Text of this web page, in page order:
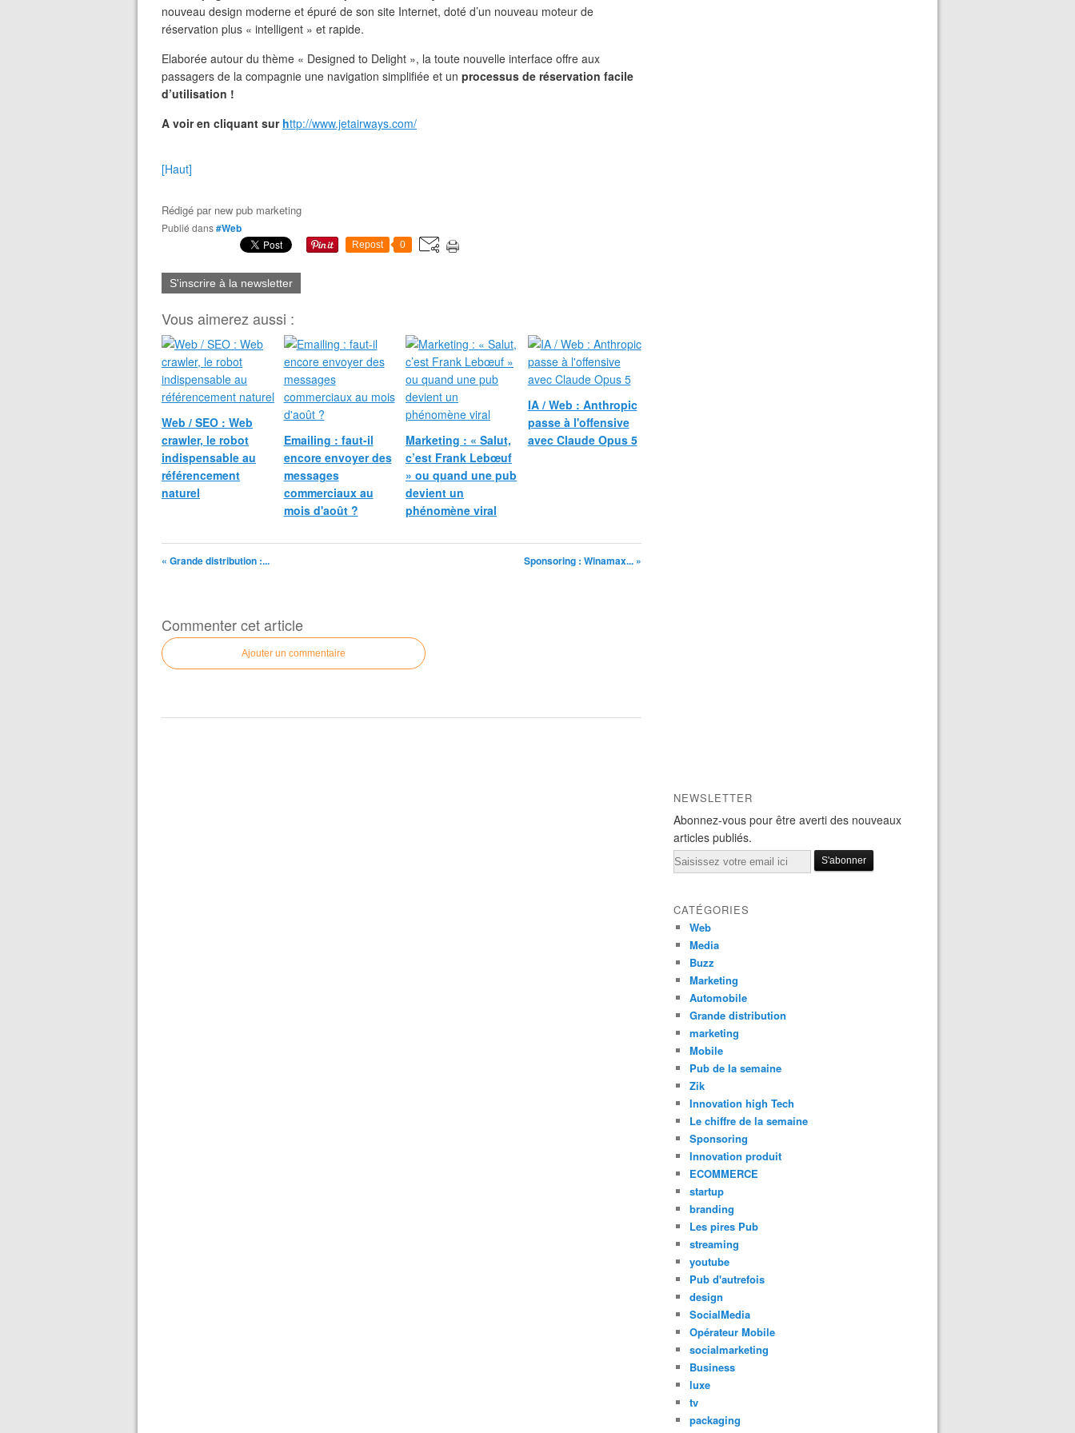
nouveau design moderne et épuré de son site Internet, doté d’un nouveau moteur de
réservation plus « intelligent » et rapide.
Elaborée autour du thème « Designed to Delight », la toute nouvelle interface offre aux
passagers de la compagnie une navigation simplifiée et un processus de réservation facile
d’utilisation !
A voir en cliquant sur http://www.jetairways.com/
[Haut]
Rédigé par new pub marketing
Publié dans#Web
Repost 0
S'inscrire à la newsletter
Vous aimerez aussi :
Web / SEO : Web
crawler, le robot
indispensable au
référencement
naturel
Emailing : faut-il
encore envoyer des
messages
commerciaux au
mois d'août ?
Marketing : « Salut,
c’est Frank Lebœuf
» ou quand une pub
devient un
phénomène viral
IA / Web : Anthropic
passe à l'offensive
avec Claude Opus 5
« Grande distribution :... Sponsoring : Winamax... »
Commenter cet article
Ajouter un commentaire
NEWSLETTER
Abonnez-vous pour être averti des nouveaux
articles publiés.
Email
CATÉGORIES
Web
Media
Buzz
Marketing
Automobile
Grande distribution
marketing
Mobile
Pub de la semaine
Zik
Innovation high Tech
Le chiffre de la semaine
Sponsoring
Innovation produit
ECOMMERCE
startup
branding
Les pires Pub
streaming
youtube
Pub d'autrefois
design
SocialMedia
Opérateur Mobile
socialmarketing
Business
luxe
tv
packaging